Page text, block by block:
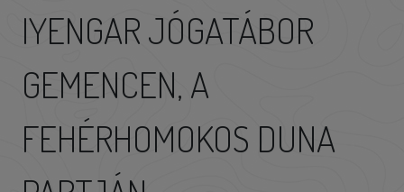
IYENGAR JÓGATÁBOR
GEMENCEN, A
FEHÉRHOMOKOS DUNA